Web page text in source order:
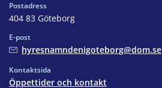
Postadress
404 83 Göteborg
E-post
hyresnamndenigoteborg@dom.se
Kontaktsida
Öppettider och kontakt